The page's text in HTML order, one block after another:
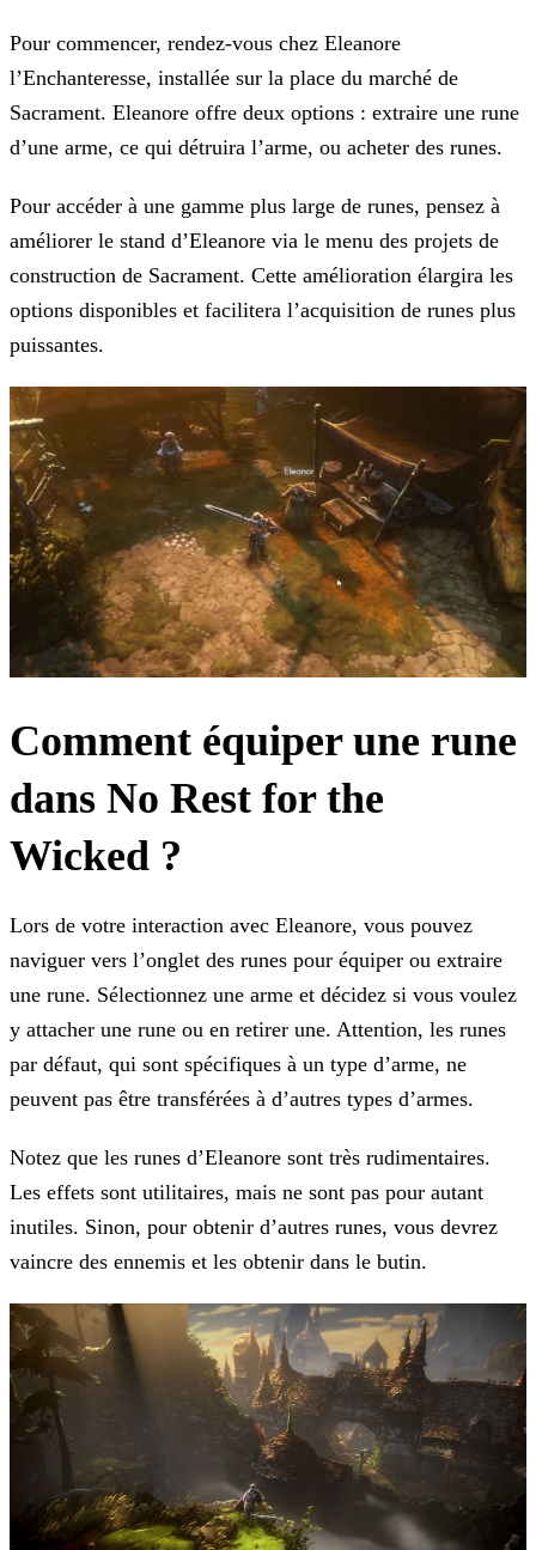
Pour commencer, rendez-vous chez Eleanore
l’Enchanteresse, installée sur la place du marché de
Sacrament. Eleanore offre deux options : extraire une rune
d’une arme, ce qui détruira l’arme, ou acheter des runes.
Pour accéder à une gamme plus large de runes, pensez à
améliorer le stand d’Eleanore via le menu des projets de
construction de Sacrament. Cette amélioration élargira les
options disponibles et facilitera l’acquisition de runes plus
puissantes.
Comment équiper une rune
dans No Rest for the
Wicked ?
Lors de votre interaction avec Eleanore, vous pouvez
naviguer vers l’onglet des runes pour équiper ou extraire
une rune. Sélectionnez une arme et décidez si vous voulez
y attacher une rune ou en retirer une. Attention, les runes
par défaut, qui sont spécifiques à un type d’arme, ne
peuvent pas être transférées à d’autres types d’armes.
Notez que les runes d’Eleanore sont très rudimentaires.
Les effets sont utilitaires, mais ne sont pas pour autant
inutiles. Sinon, pour obtenir d’autres runes, vous devrez
vaincre des ennemis et les obtenir dans le butin.